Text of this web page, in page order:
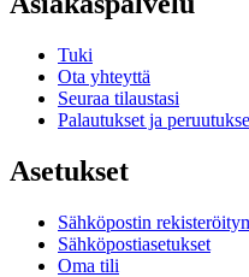
Tuki
Ota yhteyttä
Seuraa tilaustasi
Palautukset ja
Asetukset
Sähköpostin
Sähköpostiasetukset
Oma tili